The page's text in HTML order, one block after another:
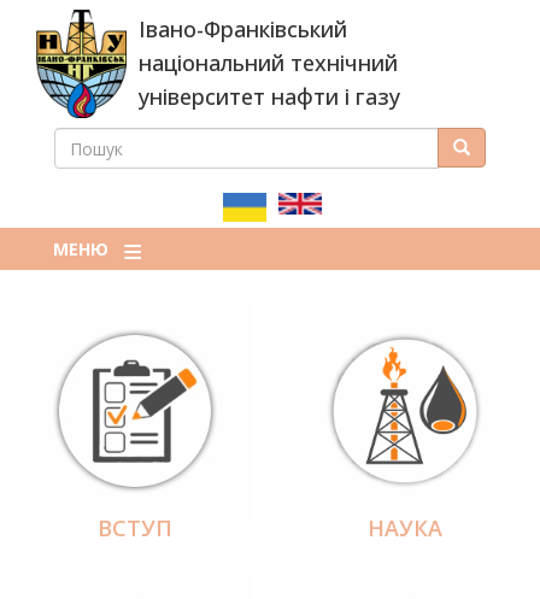
основного
вмісту
Івано-Франківський
національний технічний
університет нафти і газу
ПОШУКОВА
ПОШУК Пошук
МЕНЮ
ВСТУП НАУКА